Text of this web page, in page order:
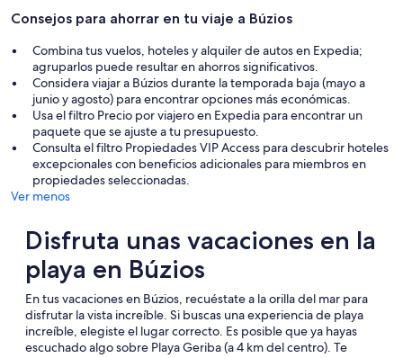
Consejos para ahorrar en tu viaje a Búzios
Combina tus vuelos, hoteles y alquiler de autos en Expedia;
agruparlos puede resultar en ahorros significativos.
Considera viajar a Búzios durante la temporada baja (mayo a
junio y agosto) para encontrar opciones más económicas.
Usa el filtro Precio por viajero en Expedia para encontrar un
paquete que se ajuste a tu presupuesto.
Consulta el filtro Propiedades VIP Access para descubrir hoteles
excepcionales con beneficios adicionales para miembros en
propiedades seleccionadas.
Ver menos
Disfruta unas vacaciones en la
playa en Búzios
En tus vacaciones en Búzios, recuéstate a la orilla del mar para
disfrutar la vista increíble. Si buscas una experiencia de playa
increíble, elegiste el lugar correcto. Es posible que ya hayas
escuchado algo sobre Playa Geriba (a 4 km del centro). Te